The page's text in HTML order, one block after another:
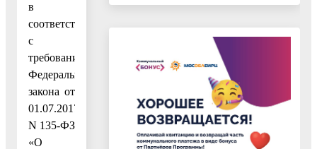
в
соответствии
с
требованиями
Федерального
закона от
01.07.2017
N 135-ФЗ
«О